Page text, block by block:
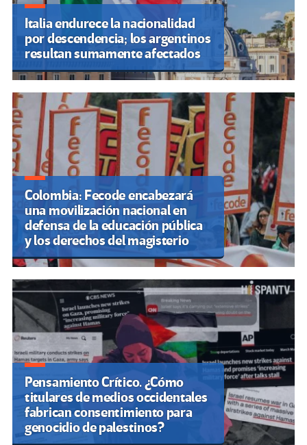
Italia endurece la nacionalidad
por descendencia; los argentinos
resultan sumamente afectados
Colombia: Fecode encabezará
una movilización nacional en
defensa de la educación pública
y los derechos del magisterio
Pensamiento Crítico. ¿Cómo
titulares de medios occidentales
fabrican consentimiento para
genocidio de palestinos?